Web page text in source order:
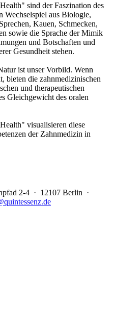
sind der Faszination des
Wechselspiel aus Biologie,
Kauen, Schmecken,
sowie die Sprache der Mimik
und Botschaften und
Gesundheit stehen.
ist unser Vorbild. Wenn
bieten die zahnmedizinischen
und therapeutischen
Gleichgewicht des oralen
visualisieren diese
der Zahnmedizin in
2-4 · 12107 Berlin ·